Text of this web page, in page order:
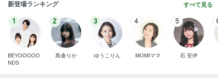
新登場ランキング すべて見る
1
BEYOOOOO
NDS
2
島倉りか
3
ゆうこりん
4
MOMIママ
5
石 安伊